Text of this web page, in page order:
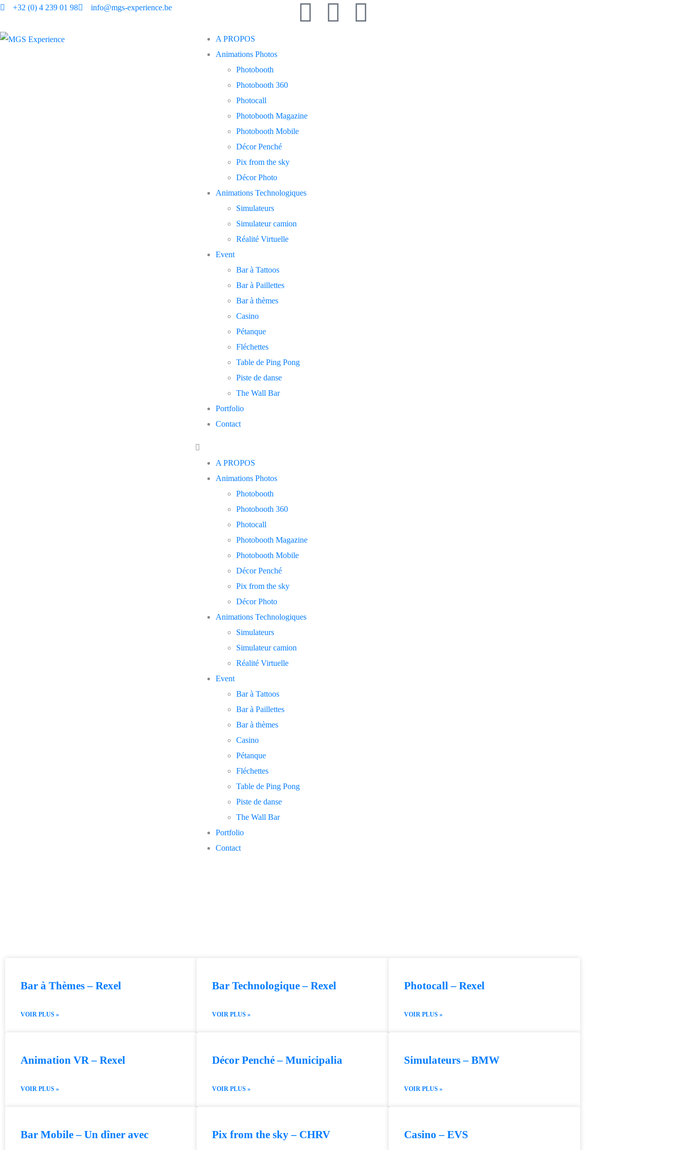
+32 (0) 4 239 01 98 info@mgs-experience.be
A PROPOS
Animations Photos
Photobooth
Photobooth 360
Photocall
Photobooth Magazine
Photobooth Mobile
Décor Penché
Pix from the sky
Décor Photo
Animations Technologiques
Simulateurs
Simulateur camion
Réalité Virtuelle
Event
Bar à Tattoos
Bar à Paillettes
Bar à thèmes
Casino
Pétanque
Fléchettes
Table de Ping Pong
Piste de danse
The Wall Bar
Portfolio
Contact
A PROPOS
Animations Photos
Photobooth
Photobooth 360
Photocall
Photobooth Magazine
Photobooth Mobile
Décor Penché
Pix from the sky
Décor Photo
Animations Technologiques
Simulateurs
Simulateur camion
Réalité Virtuelle
Event
Bar à Tattoos
Bar à Paillettes
Bar à thèmes
Casino
Pétanque
Fléchettes
Table de Ping Pong
Piste de danse
The Wall Bar
Portfolio
Contact
Bar à Thèmes – Rexel
VOIR PLUS »
Bar Technologique – Rexel
VOIR PLUS »
Photocall – Rexel
VOIR PLUS »
Animation VR – Rexel
VOIR PLUS »
Décor Penché – Municipalia
VOIR PLUS »
Simulateurs – BMW
VOIR PLUS »
Bar Mobile – Un dîner avec Pix from the sky – CHRV Casino – EVS